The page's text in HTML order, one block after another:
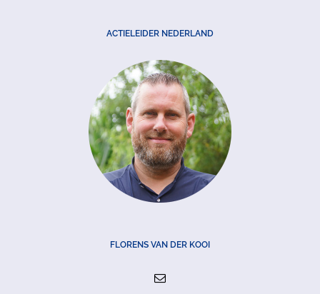
ACTIELEIDER NEDERLAND
FLORENS VAN DER KOOI